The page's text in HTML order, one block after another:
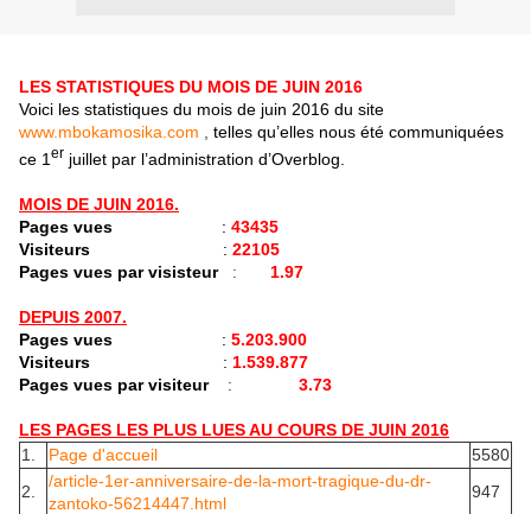
LES STATISTIQUES DU MOIS DE JUIN 2016
Voici les statistiques du mois de juin 2016 du site
www.mbokamosika.com
telles qu’elles nous été communiquées
ce 1 er juillet par l’administration d’Overblog.
MOIS DE JUIN 2016.
Pages vues : 43435
Visiteurs
: 22105
Pages vues par visisteur
: 1.97
DEPUIS 2007.
Pages vues
: 5.203.900
Visiteurs
: 1.539.877
Pages vues par visiteur
: 3.73
LES PAGES LES PLUS LUES AU COURS DE JUIN 2016
1.
Page d'accueil
5580
2.
/article-1er-anniversaire-de-la-mort-tragique-du-dr-
zantoko-56214447.html
947